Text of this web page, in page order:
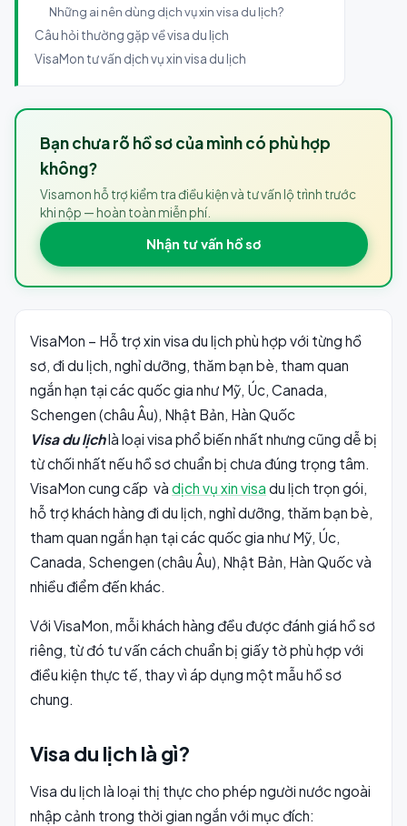
Bạn chưa rõ hồ sơ của mình có phù hợp
không?
Visamon hỗ trợ kiểm tra điều kiện và tư vấn lộ trình trước
khi nộp — hoàn toàn miễn phí.
Nhận tư vấn hồ sơ
VisaMon – Hỗ trợ xin visa du lịch phù hợp với từng hồ
sơ, đi du lịch, nghỉ dưỡng, thăm bạn bè, tham quan
ngắn hạn tại các quốc gia như Mỹ, Úc, Canada,
Schengen (châu Âu), Nhật Bản, Hàn Quốc
Visa du lịchlà loại visa phổ biến nhất nhưng cũng dễ bị
từ chối nhất nếu hồ sơ chuẩn bị chưa đúng trọng tâm.
VisaMon cung cấp và dịch vụ xin visa du lịch trọn gói,
hỗ trợ khách hàng đi du lịch, nghỉ dưỡng, thăm bạn bè,
tham quan ngắn hạn tại các quốc gia như Mỹ, Úc,
Canada, Schengen (châu Âu), Nhật Bản, Hàn Quốc và
nhiều điểm đến khác.
Với VisaMon, mỗi khách hàng đều được đánh giá hồ sơ
riêng, từ đó tư vấn cách chuẩn bị giấy tờ phù hợp với
điều kiện thực tế, thay vì áp dụng một mẫu hồ sơ
chung.
Visa du lịch là gì?
Visa du lịch là loại thị thực cho phép người nước ngoài
nhập cảnh trong thời gian ngắn với mục đích:
Những ai nên dùng dịch vụ xin visa du lịch?
Câu hỏi thường gặp về visa du lịch
VisaMon tư vấn dịch vụ xin visa du lịch